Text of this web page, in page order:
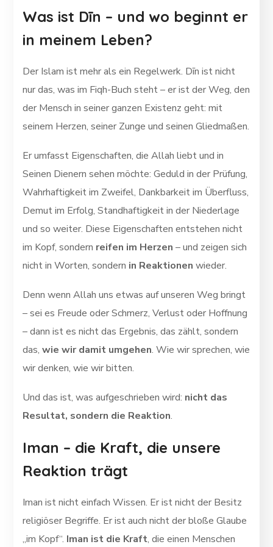
Was ist Dīn – und wo beginnt er
in meinem Leben?
Der Islam ist mehr als ein Regelwerk. Dīn ist nicht
nur das, was im Fiqh-Buch steht – er ist der Weg, den
der Mensch in seiner ganzen Existenz geht: mit
seinem Herzen, seiner Zunge und seinen Gliedmaßen.
Er umfasst Eigenschaften, die Allah liebt und in
Seinen Dienern sehen möchte: Geduld in der Prüfung,
Wahrhaftigkeit im Zweifel, Dankbarkeit im Überfluss,
Demut im Erfolg, Standhaftigkeit in der Niederlage
und so weiter. Diese Eigenschaften entstehen nicht
im Kopf, sondern reifen im Herzen – und zeigen sich
nicht in Worten, sondern in Reaktionen wieder.
Denn wenn Allah uns etwas auf unseren Weg bringt
– sei es Freude oder Schmerz, Verlust oder Hoffnung
– dann ist es nicht das Ergebnis, das zählt, sondern
das,wie wir damit umgehen. Wie wir sprechen, wie
wir denken, wie wir bitten.
Und das ist, was aufgeschrieben wird: nicht das
Resultat, sondern die Reaktion.
Iman – die Kraft, die unsere
Reaktion trägt
Iman ist nicht einfach Wissen. Er ist nicht der Besitz
religiöser Begriffe. Er ist auch nicht der bloße Glaube
„im Kopf“. Iman ist die Kraft, die einen Menschen